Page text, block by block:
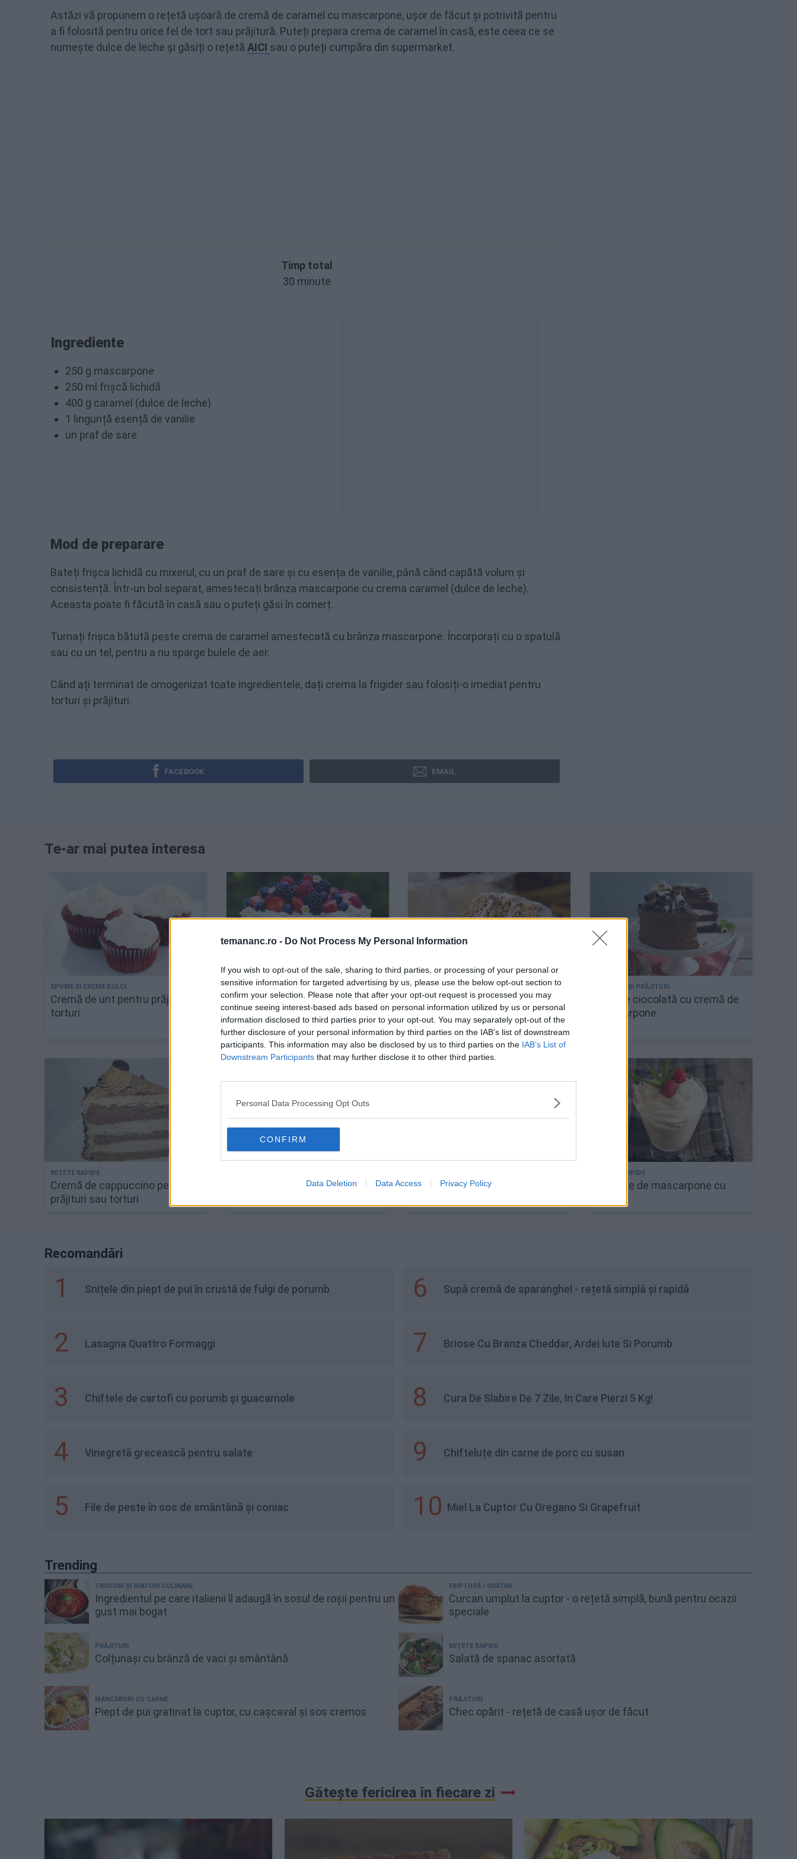
temananc.ro - Do Not Process My Personal Information
If you wish to opt-out of the sale, sharing to third parties, or processing of your personal or
sensitive information for targeted advertising by us, please use the below opt-out section to
confirm your selection. Please note that after your opt-out request is processed you may
continue seeing interest-based ads based on personal information utilized by us or personal
information disclosed to third parties prior to your opt-out. You may separately opt-out of the
further disclosure of your personal information by third parties on the IAB’s list of downstream
participants. This information may also be disclosed by us to third parties on the IAB’s List of
Downstream Participants that may further disclose it to other third parties.
Personal Data Processing Opt Outs
CONFIRM
Data Deletion Data Access Privacy Policy
Astăzi vă propunem o rețetă ușoară de cremă de caramel cu mascarpone, ușor de făcut și potrivită pentru
a fi folosită pentru orice fel de tort sau prăjitură. Puteți prepara crema de caramel în casă, este ceea ce se
numește dulce de leche și găsiți o rețetă AICI sau o puteți cumpăra din supermarket.
Timp total
30 minute
Ingrediente
250 g mascarpone
250 ml frișcă lichidă
400 g caramel (dulce de leche)
1 linguriță esență de vanilie
un praf de sare
Mod de preparare
Bateți frișca lichidă cu mixerul, cu un praf de sare și cu esența de vanilie, până când capătă volum și
consistență. Într-un bol separat, amestecați brânza mascarpone cu crema caramel (dulce de leche).
Aceasta poate fi făcută în casă sau o puteți găsi în comerț.
Turnați frișca bătută peste crema de caramel amestecată cu brânza mascarpone. Încorporați cu o spatulă
sau cu un tel, pentru a nu sparge bulele de aer.
Când ați terminat de omogenizat toate ingredientele, dați crema la frigider sau folosiți-o imediat pentru
torturi și prăjituri.
FACEBOOK EMAIL
Te-ar mai putea interesa
Cremă de unt pentru prăjituri și
torturi
Tort naked cu cremă
mascarpone și fructe de
pădure
Tort de morcovi cu cremă de
mascarpone
Tort de ciocolată cu cremă de
mascarpone
Cremă de cappuccino pentru
prăjituri sau torturi
Ruladă de ciocolată cu cremă
Muffins cu cremă de caramel
Mousse de mascarpone cu
Recomandări
1 Snițele din piept de pui în crustă de fulgi de porumb
2 Lasagna Quattro Formaggi
3 Chiftele de cartofi cu porumb și guacamole
4 Vinegretă grecească pentru salate
5 File de peste în sos de smântână și coniac
6 Supă cremă de sparanghel - rețetă simplă și rapidă
7 Briose Cu Branza Cheddar, Ardei Iute Si Porumb
8 Cura De Slabire De 7 Zile, In Care Pierzi 5 Kg!
9 Chifteluțe din carne de porc cu susan
10 Miel La Cuptor Cu Oregano Si Grapefruit
Trending
TRUCURI ȘI SFATURI CULINARE
Ingredientul pe care italienii îl adaugă în sosul de roșii pentru un
gust mai bogat
PRĂJITURI
Colțunași cu brânză de vaci și smântână
MÂNCĂRURI CU CARNE
Piept de pui gratinat la cuptor, cu cașcaval și sos cremos
FRIPTURĂ / GRĂTAR
Curcan umplut la cuptor - o rețetă simplă, bună pentru ocazii
speciale
REȚETE RAPIDE
Salată de spanac asortată
PRĂJITURI
Chec opărit - rețetă de casă ușor de făcut
Gătește fericirea în fiecare zi